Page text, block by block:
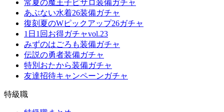
常夏の魔王子ピサロ装備ガチャ
あぶない水着26装備ガチャ
復刻夏のWピックアップ26ガチャ
1日1回お得ガチャvol.23
みずのはごろも装備ガチャ
伝説の勇者装備ガチャ
特別おたから装備ガチャ
友達招待キャンペーンガチャ
特級職